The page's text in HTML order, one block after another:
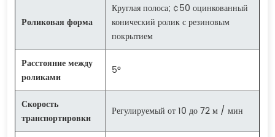
Роликовая форма
Круглая полоса; ¢50 оцинкованный
конический ролик с резиновым
покрытием
Расстояние между
роликами
5°
Скорость
транспортировки
Регулируемый от 10 до 72 м / мин